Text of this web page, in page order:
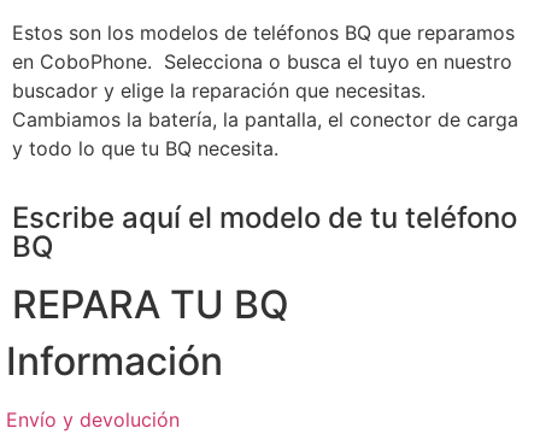
Estos son los modelos de teléfonos BQ que reparamos
en CoboPhone. Selecciona o busca el tuyo en nuestro
buscador y elige la reparación que necesitas.
Cambiamos la batería, la pantalla, el conector de carga
y todo lo que tu BQ necesita.
Escribe aquí el modelo de tu teléfono
BQ
REPARA TU BQ
Información
Envío y devolución